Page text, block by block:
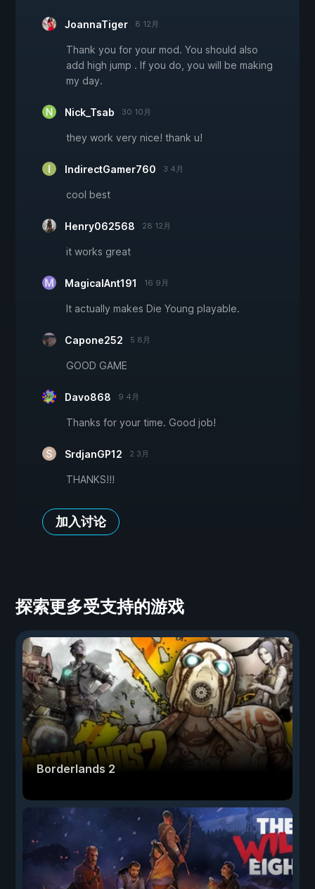
JoannaTiger 8 12月
Thank you for your mod. You should also
add high jump . If you do, you will be making
my day.
Nick_Tsab 30 10月
they work very nice! thank u!
IndirectGamer760 3 4月
cool best
Henry062568 28 12月
it works great
MagicalAnt191 16 9月
It actually makes Die Young playable.
Capone252 5 8月
GOOD GAME
Davo868 9 4月
Thanks for your time. Good job!
SrdjanGP12 2 3月
THANKS!!!
加入讨论
探索更多受支持的游戏
Borderlands 2